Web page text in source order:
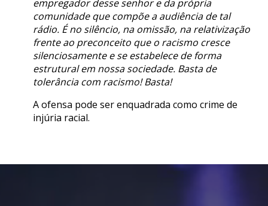
empregador desse senhor e da própria
comunidade que compõe a audiência de tal
rádio. É no silêncio, na omissão, na relativização
frente ao preconceito que o racismo cresce
silenciosamente e se estabelece de forma
estrutural em nossa sociedade. Basta de
tolerância com racismo! Basta!
A ofensa pode ser enquadrada como crime de
injúria racial.